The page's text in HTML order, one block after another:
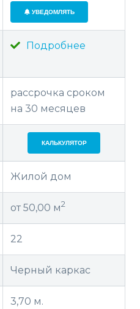
УВЕДОМЛЯТЬ
Подробнее
рассрочка сроком
на 30 месяцев
КАЛЬКУЛЯТОР
Жилой дом
от 50,00 м2
22
Черный каркас
3,70 м.